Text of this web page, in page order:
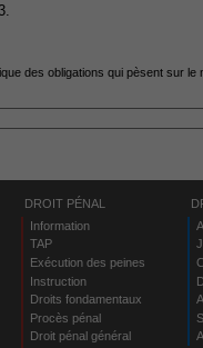
des obligations qui pèsent sur le
DROIT PÉNAL
Information
TAP
Exécution des peines
Instruction
Droits fondamentaux
Procès pénal
Droit pénal général